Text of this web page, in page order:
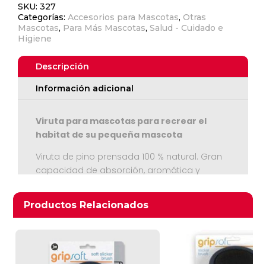
Ver Carrito
Seguir Comprando
Puki
4.5
L
SKU:327
Categorías:Accesorios para Mascotas, Otras
Mascotas, Para Más Mascotas,Salud - Cuidado e
Higiene
Descripción
Información adicional
Viruta para mascotas para recrear el
habitat de su pequeña mascota
Viruta de pino prensada 100 % natural. Gran
capacidad de absorción, aromática y
Productos Relacionados
Productos relacionados